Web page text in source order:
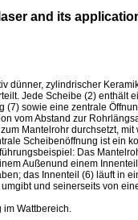
and its
dünner, zylindrischer
Jede Scheibe (2) enthält
(7) sowie eine zentrale
vom Abstand zur
Mantelrohr durchsetzt, mit
Scheibenöffnung ist ein
Das
Außenund einem
das Innenteil (6) läuft in
und seinerseits von
im Wattbereich.